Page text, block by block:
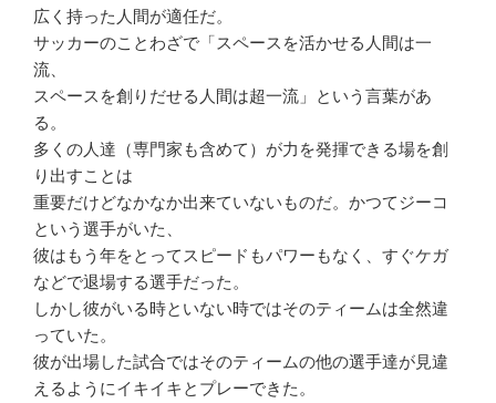
広く持った人間が適任だ。
サッカーのことわざで「スペースを活かせる人間は一
流、
スペースを創りだせる人間は超一流」という言葉があ
る。
多くの人達（専門家も含めて）が力を発揮できる場を創
り出すことは
重要だけどなかなか出来ていないものだ。かつてジーコ
という選手がいた、
彼はもう年をとってスピードもパワーもなく、すぐケガ
などで退場する選手だった。
しかし彼がいる時といない時ではそのティームは全然違
っていた。
彼が出場した試合ではそのティームの他の選手達が見違
えるようにイキイキとプレーできた。